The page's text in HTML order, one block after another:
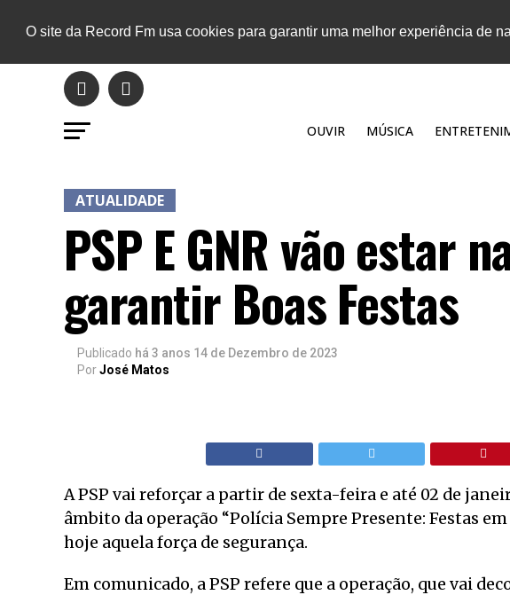
O site da Record Fm usa cookies para garantir uma melhor experiência de
OUVIR MÚSICA
ATUALIDADE
PSP E GNR vão estar
garantir Boas Festas
Publicado há 3 anos 14 de Dezembro de 2023
PorJosé Matos
A PSP vai reforçar a partir de sexta-feira e até 02 de
âmbito da operação “Polícia Sempre Presente: Festas
hoje aquela força de segurança.
Em comunicado, a PSP refere que a operação, que vai